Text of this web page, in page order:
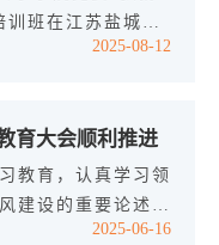
近距离感受上海科
训班在江苏盐城新
）顺利举办。值此
训由学院党委书记
第一党支部、教工
党支部书记代表等
2025-08-12
育大会顺利推进
教育，认真学习领
建设的重要论述，
及其实施细则精
2025-06-16